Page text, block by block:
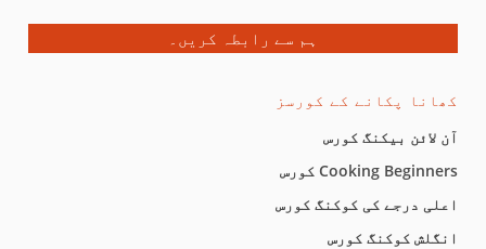
ہم سے رابطہ کریں۔
کھانا پکانے کے کورسز
آن لائن بیکنگ کورس
Cooking Beginners کورس
اعلی درجے کی کوکنگ کورس
انگلش کوکنگ کورس